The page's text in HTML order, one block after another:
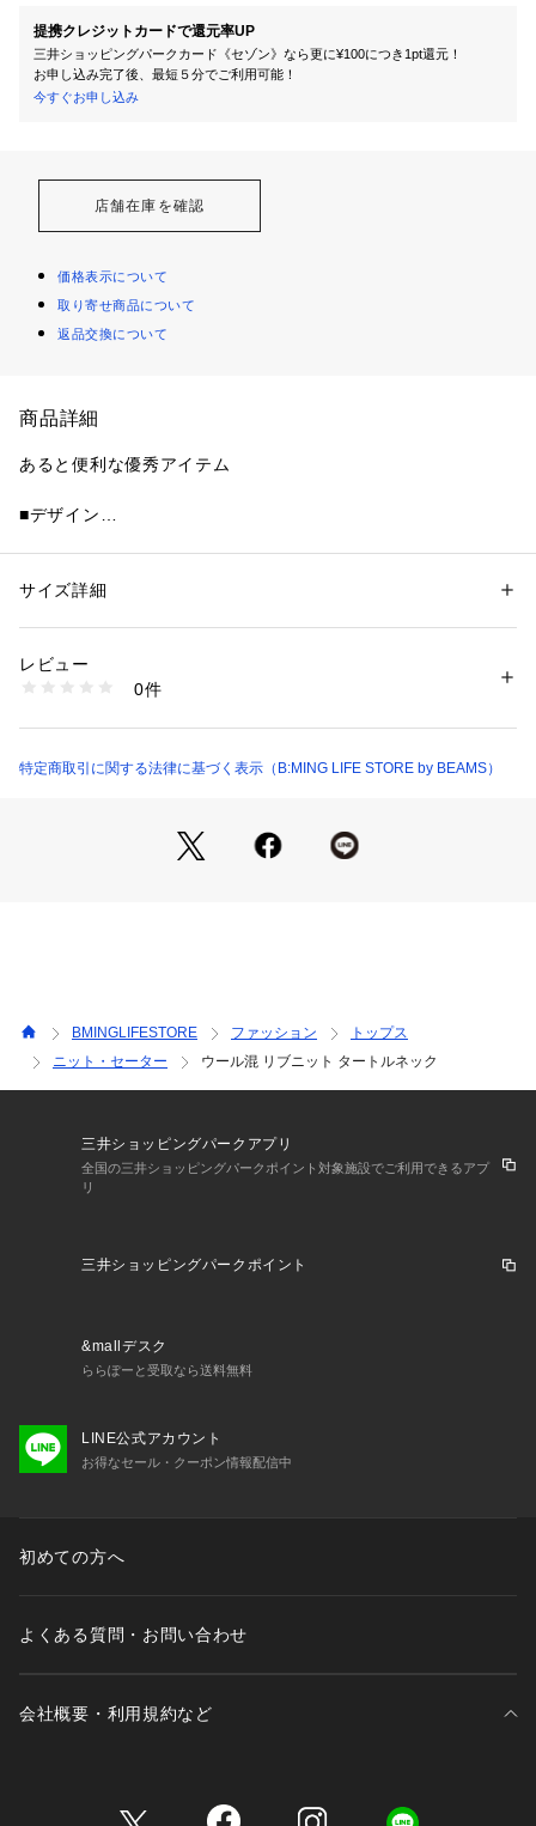
提携クレジットカードで還元率UP
三井ショッピングパークカード《セゾン》なら更に¥100につき1pt還元！
お申し込み完了後、最短５分でご利用可能！
今すぐお申し込み
店舗在庫を確認
価格表示について
取り寄せ商品について
返品交換について
商品詳細
あると便利な優秀アイテム
■デザイン
万能なひと品です。
どんなボトムスとも好相性◎。REDやBLUEは暗くなりがちな
秋冬コーデの差し色におすすめです。
細身で体に沿うシルエットですが、リブ編みなので伸縮性があ
程よくシアー感のあるリブ素材。軽さと柔らかさが特徴です。
◆お気に入り登録のおすすめ◆
気になる商品には「お気に入り」登録がおすすめです！
登録していただくと再入荷のお知らせやセール通知など、商品
になります。
お得な情報が届くこともありますので、是非ご活用ください。
性別：レディース
素材：アクリル69%　毛31%
商品番号：
93150848353 （ショップ）
サイズ詳細
レビュー
0件
特定商取引に関する法律に基づく表示（B:MING LIFE STORE by BEAMS）
BMINGLIFESTORE ファッション
トップス
ニット・セーター
ウール混 リブニット タートルネック
三井ショッピングパークアプリ
全国の三井ショッピングパークポイント対象施設でご利用できるアプ
リ
三井ショッピングパークポイント
&mallデスク
ららぽーと受取なら送料無料
LINE公式アカウント
お得なセール・クーポン情報配信中
初めての方へ
よくある質問・お問い合わせ
会社概要・利用規約など